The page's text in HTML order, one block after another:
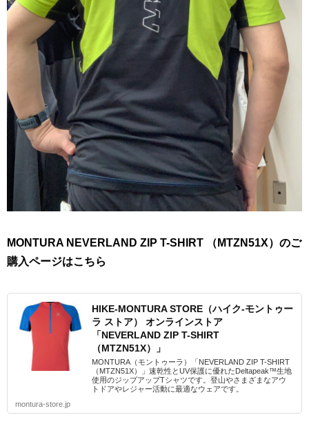
MONTURA NEVERLAND ZIP T-SHIRT （MTZN51X）のご
購入ページはこちら
HIKE-MONTURA STORE（ハイク-モントゥー
ラ ストア） オンラインストア
「NEVERLAND ZIP T-SHIRT
（MTZN51X）」
MONTURA（モントゥーラ）「NEVERLAND ZIP T-SHIRT
（MTZN51X）」速乾性とUV保護に優れたDeltapeak™生地
使用のジップアップTシャツです。登山やさまざまなアウ
トドアやレジャー活動に最適なウェアです。
montura-store.jp